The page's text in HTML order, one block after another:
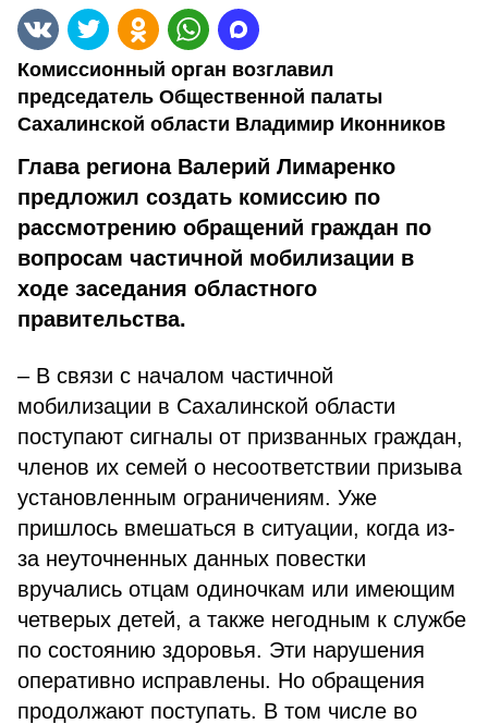
Комиссионный орган возглавил
председатель Общественной палаты
Сахалинской области Владимир Иконников
Глава региона Валерий Лимаренко
предложил создать комиссию по
рассмотрению обращений граждан по
вопросам частичной мобилизации в
ходе заседания областного
правительства.
– В связи с началом частичной
мобилизации в Сахалинской области
поступают сигналы от призванных граждан,
членов их семей о несоответствии призыва
установленным ограничениям. Уже
пришлось вмешаться в ситуации, когда из-
за неуточненных данных повестки
вручались отцам одиночкам или имеющим
четверых детей, а также негодным к службе
по состоянию здоровья. Эти нарушения
оперативно исправлены. Но обращения
продолжают поступать. В том числе во